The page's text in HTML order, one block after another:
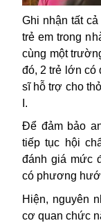
Ghi nhận tất
trẻ em trong
cùng một
đó, 2 trẻ lớn có
sĩ hỗ trợ cho
I.
Để đảm bảo
tiếp tục hội
đánh giá mức
có phương
Hiện, nguyên
cơ quan chức